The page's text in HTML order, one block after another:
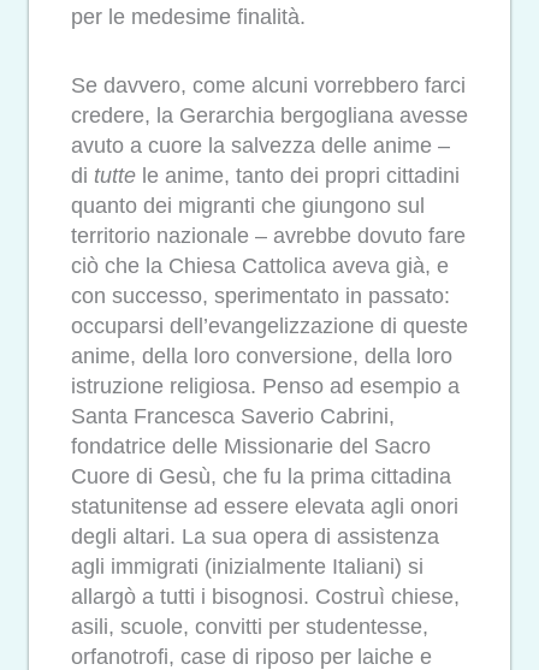
per le medesime finalità.
Se davvero, come alcuni vorrebbero farci
credere, la Gerarchia bergogliana avesse
avuto a cuore la salvezza delle anime –
di tutte le anime, tanto dei propri cittadini
quanto dei migranti che giungono sul
territorio nazionale – avrebbe dovuto fare
ciò che la Chiesa Cattolica aveva già, e
con successo, sperimentato in passato:
occuparsi dell’evangelizzazione di queste
anime, della loro conversione, della loro
istruzione religiosa. Penso ad esempio a
Santa Francesca Saverio Cabrini,
fondatrice delle Missionarie del Sacro
Cuore di Gesù, che fu la prima cittadina
statunitense ad essere elevata agli onori
degli altari. La sua opera di assistenza
agli immigrati (inizialmente Italiani) si
allargò a tutti i bisognosi. Costruì chiese,
asili, scuole, convitti per studentesse,
orfanotrofi, case di riposo per laiche e